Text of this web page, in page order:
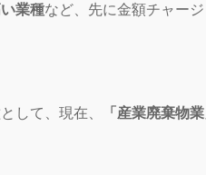
業種など、先に金額チャー
して、現在、 「産業廃棄物業